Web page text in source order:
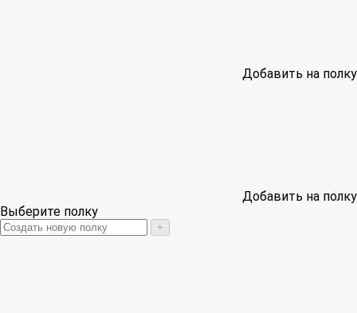
Добавить на полку
Добавить на полку
Выберите полку
+